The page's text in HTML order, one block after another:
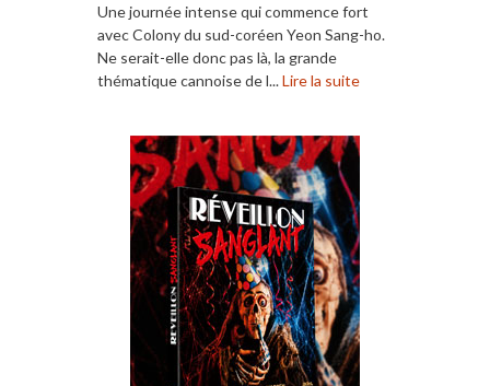
Une journée intense qui commence fort
avec Colony du sud-coréen Yeon Sang-ho.
Ne serait-elle donc pas là, la grande
thématique cannoise de l...Lire la suite